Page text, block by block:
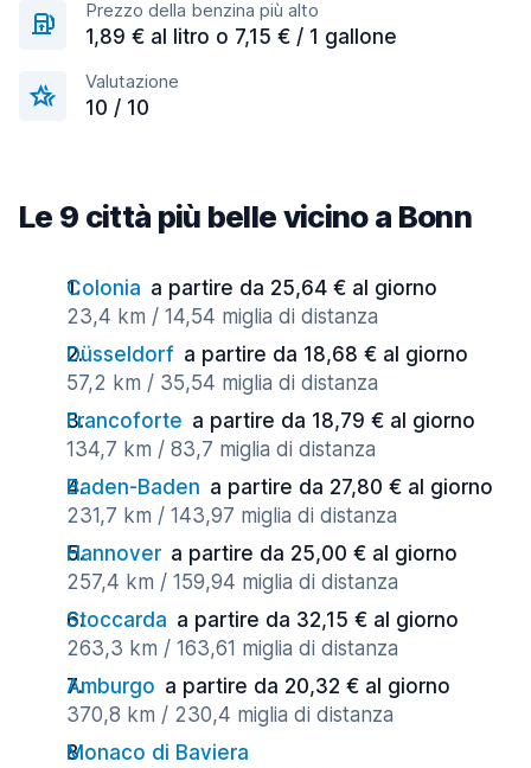
Prezzo della benzina più alto
1,89 € al litro o 7,15 € / 1 gallone
Valutazione
10 / 10
Le 9 città più belle vicino a Bonn
Colonia a partire da 25,64 € al giorno
23,4 km / 14,54 miglia di distanza
Düsseldorf a partire da 18,68 € al giorno
57,2 km / 35,54 miglia di distanza
Francoforte a partire da 18,79 € al giorno
134,7 km / 83,7 miglia di distanza
Baden-Baden a partire da 27,80 € al giorno
231,7 km / 143,97 miglia di distanza
Hannover a partire da 25,00 € al giorno
257,4 km / 159,94 miglia di distanza
Stoccarda a partire da 32,15 € al giorno
263,3 km / 163,61 miglia di distanza
Amburgo a partire da 20,32 € al giorno
370,8 km / 230,4 miglia di distanza
Monaco di Baviera